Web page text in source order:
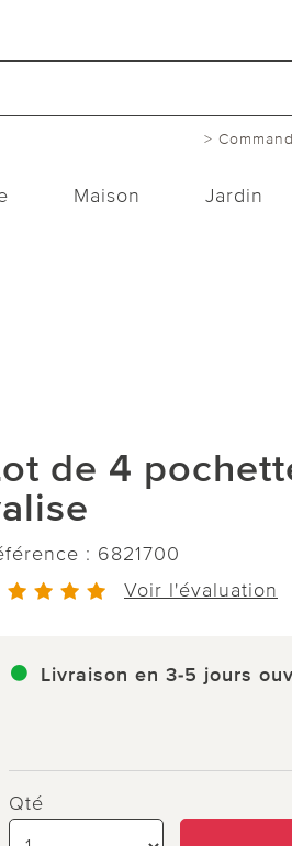
>
Maison Jardin
de 4
: 6821700
Voir l'évaluation
Livraison en 3-5 jours
Qté